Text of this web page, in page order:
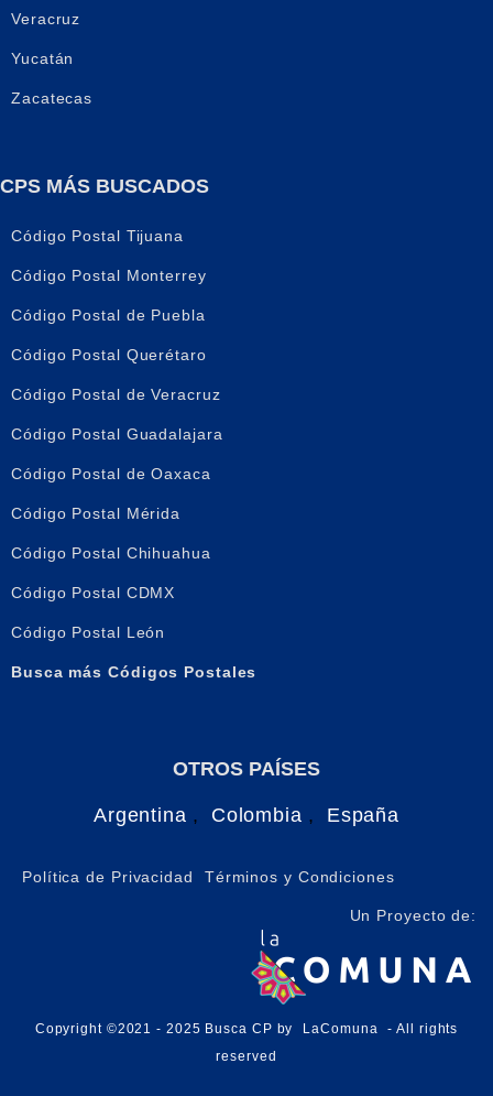
Veracruz
Yucatán
Zacatecas
CPS MÁS BUSCADOS
Código Postal Tijuana
Código Postal Monterrey
Código Postal de Puebla
Código Postal Querétaro
Código Postal de Veracruz
Código Postal Guadalajara
Código Postal de Oaxaca
Código Postal Mérida
Código Postal Chihuahua
Código Postal CDMX
Código Postal León
Busca más Códigos Postales
OTROS PAÍSES
Argentina , Colombia , España
Política de Privacidad Términos y Condiciones
Un Proyecto de:
Copyright ©2021 - 2025 Busca CP by LaComuna
- All rights
reserved